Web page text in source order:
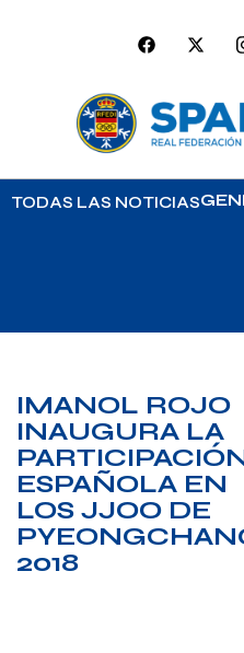
TODAS LAS NOTICIAS
IMANOL ROJO
INAUGURA LA
ESPAÑOLA EN
LOS JJOO DE
2018